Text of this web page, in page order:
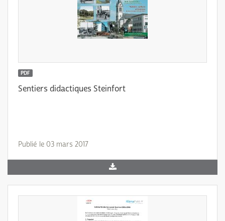
PDF
Sentiers didactiques Steinfort
Publié le 03 mars 2017